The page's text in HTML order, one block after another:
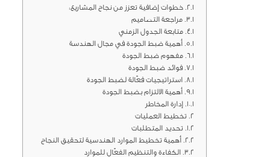
خطوات إضافية تعزز من نجاح المشاريع:
مراجعة التصاميم
متابعة الجدول الزمني
أهمية ضبط الجودة في مجال الهندسة
مفهوم ضبط الجودة
فوائد ضبط الجودة
استراتيجيات فعّالة لضبط الجودة
أهمية الالتزام بضبط الجودة
إدارة المخاطر
تخطيط العمليات
تحديد المتطلبات
أهمية تخطيط الموارد الهندسية لتحقيق النجاح
الكفاءة والتنظيم الفعّال للموارد